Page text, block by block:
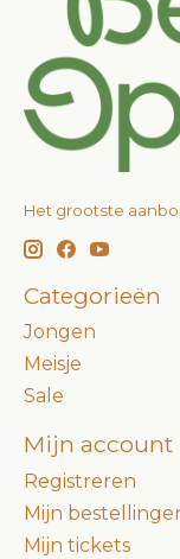
Het grootste
Categorieën
Jongen
Meisje
Sale
Mijn account
Registreren
Mijn
Mijn tickets